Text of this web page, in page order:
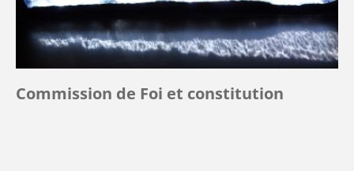
Commission de Foi et constitution